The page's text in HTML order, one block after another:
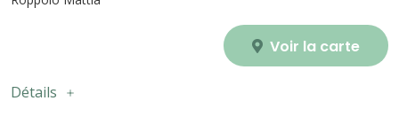
Voir la carte
Détails